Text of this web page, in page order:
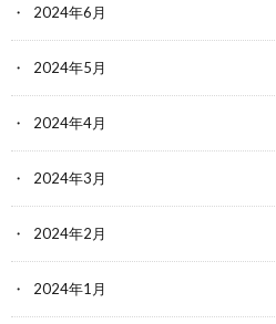
2024年6月
2024年5月
2024年4月
2024年3月
2024年2月
2024年1月